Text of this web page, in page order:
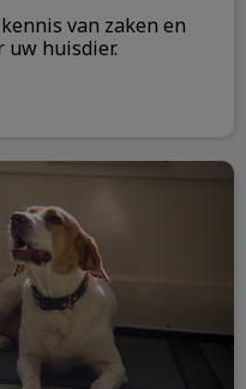
van zaken en
uw huisdier.